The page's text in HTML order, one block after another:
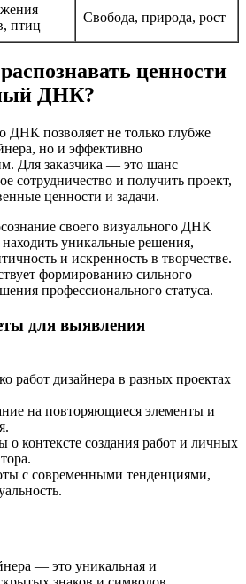
птиц
Свобода, природа, рост
ценности
ДНК?
ДНК позволяет не только глубже
но и эффективно
Для заказчика — это шанс
сотрудничество и получить проект,
ценности и задачи.
своего визуального ДНК
находить уникальные решения,
и искренность в творчестве.
формированию сильного
профессионального статуса.
для выявления
работ дизайнера в разных проектах
на повторяющиеся элементы и
о контексте создания работ и личных
с современными тенденциями,
— это уникальная и